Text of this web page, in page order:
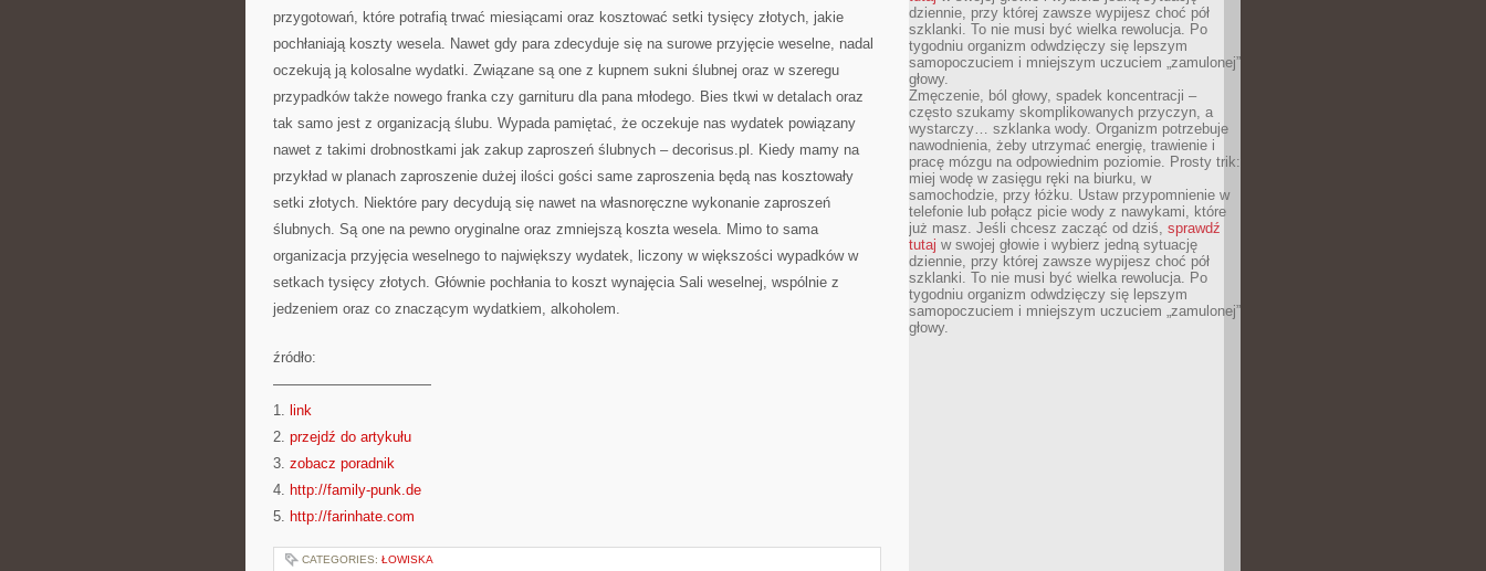
ROZWIJA
MA
SOBĄ
PRZYSZŁOŚĆ
przygotowań, które potrafią trwać miesiącami oraz kosztować setki tysięcy złotych, jakie
pochłaniają koszty wesela. Nawet gdy para zdecyduje się na surowe przyjęcie weselne, nadal
oczekują ją kolosalne wydatki. Związane są one z kupnem sukni ślubnej oraz w szeregu
przypadków także nowego franka czy garnituru dla pana młodego. Bies tkwi w detalach oraz
tak samo jest z organizacją ślubu. Wypada pamiętać, że oczekuje nas wydatek powiązany
nawet z takimi drobnostkami jak zakup zaproszeń ślubnych – decorisus.pl. Kiedy mamy na
przykład w planach zaproszenie dużej ilości gości same zaproszenia będą nas kosztowały
setki złotych. Niektóre pary decydują się nawet na własnoręczne wykonanie zaproszeń
ślubnych. Są one na pewno oryginalne oraz zmniejszą koszta wesela. Mimo to sama
organizacja przyjęcia weselnego to największy wydatek, liczony w większości wypadków w
setkach tysięcy złotych. Głównie pochłania to koszt wynajęcia Sali weselnej, wspólnie z
jedzeniem oraz co znaczącym wydatkiem, alkoholem.
źródło:
———————————
1. link
2. przejdź do artykułu
3. zobacz poradnik
4. http://family-punk.de
5. http://farinhate.com
CATEGORIES: ŁOWISKA
dziennie, przy której zawsze wypijesz choć pół
szklanki. To nie musi być wielka rewolucja. Po
tygodniu organizm odwdzięczy się lepszym
samopoczuciem i mniejszym uczuciem „zamulonej”
głowy.
Zmęczenie, ból głowy, spadek koncentracji –
często szukamy skomplikowanych przyczyn, a
wystarczy… szklanka wody. Organizm potrzebuje
nawodnienia, żeby utrzymać energię, trawienie i
pracę mózgu na odpowiednim poziomie. Prosty trik:
miej wodę w zasięgu ręki na biurku, w
samochodzie, przy łóżku. Ustaw przypomnienie w
telefonie lub połącz picie wody z nawykami, które
już masz. Jeśli chcesz zacząć od dziś, sprawdź
tutaj w swojej głowie i wybierz jedną sytuację
dziennie, przy której zawsze wypijesz choć pół
szklanki. To nie musi być wielka rewolucja. Po
tygodniu organizm odwdzięczy się lepszym
samopoczuciem i mniejszym uczuciem „zamulonej”
głowy.